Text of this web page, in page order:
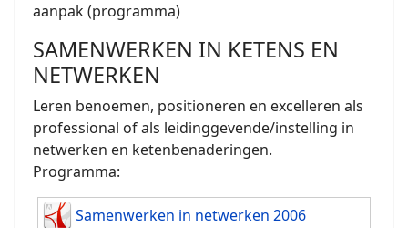
aanpak (programma)
SAMENWERKEN IN KETENS EN
NETWERKEN
Leren benoemen, positioneren en excelleren als
professional of als leidinggevende/instelling in
netwerken en ketenbenaderingen.
Programma:
Samenwerken in netwerken 2006